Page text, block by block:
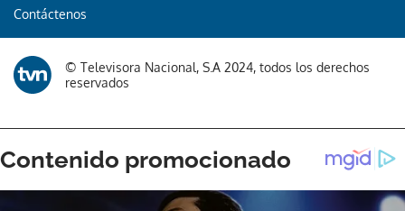
Contáctenos
© Televisora Nacional, S.A 2024, todos los derechos
reservados